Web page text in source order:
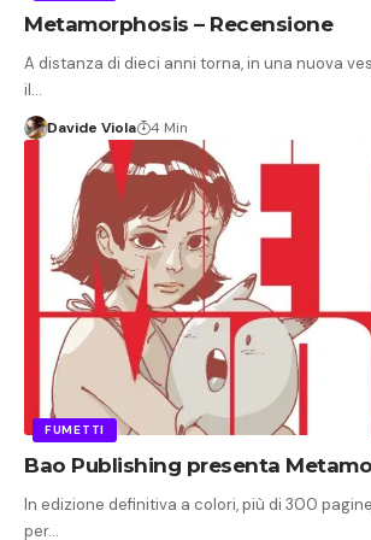
Metamorphosis – Recensione
A distanza di dieci anni torna, in una nuova
il…
Davide Viola 4 Min
FUMETTI
Bao Publishing presenta
In edizione definitiva a colori, più di 300
per…